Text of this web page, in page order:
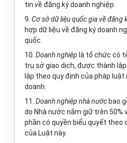
tin về đăng ký doanh nghiệp.
9. Cơ sở dữ liệu quốc gia về đăng
hợp dữ liệu về đăng ký doanh
quốc.
10. Doanh nghiệp là tổ chức có
trụ sở giao dịch, được thành
lập theo quy định của pháp
doanh.
11. Doanh nghiệp nhà nước bao
do Nhà nước nắm giữ trên 50%
phần có quyền biểu quyết theo
của Luật này.